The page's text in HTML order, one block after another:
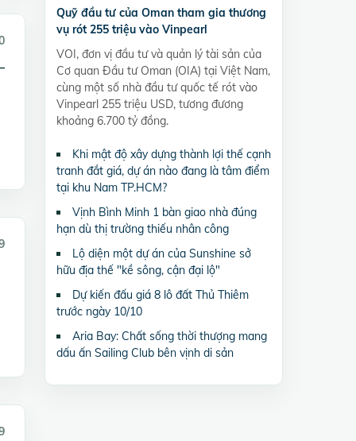
Quỹ đầu tư của Oman tham gia thương
vụ rót 255 triệu vào Vinpearl
VOI, đơn vị đầu tư và quản lý tài sản của
Cơ quan Đầu tư Oman (OIA) tại Việt Nam,
cùng một số nhà đầu tư quốc tế rót vào
Vinpearl 255 triệu USD, tương đương
khoảng 6.700 tỷ đồng.
Khi mật độ xây dựng thành lợi thế cạnh
tranh đắt giá, dự án nào đang là tâm điểm
tại khu Nam TP.HCM?
Vịnh Bình Minh 1 bàn giao nhà đúng
hạn dù thị trường thiếu nhân công
Lộ diện một dự án của Sunshine sở
hữu địa thế "kề sông, cận đại lộ"
Dự kiến đấu giá 8 lô đất Thủ Thiêm
trước ngày 10/10
Aria Bay: Chất sống thời thượng mang
dấu ấn Sailing Club bên vịnh di sản